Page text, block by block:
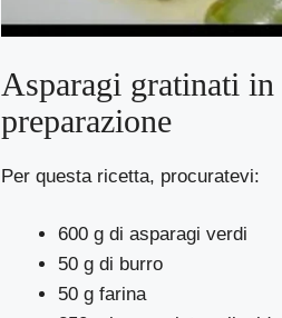
Asparagi gratinati
preparazione
Per questa ricetta, procuratevi:
600 g di asparagi verdi
50 g di burro
50 g farina